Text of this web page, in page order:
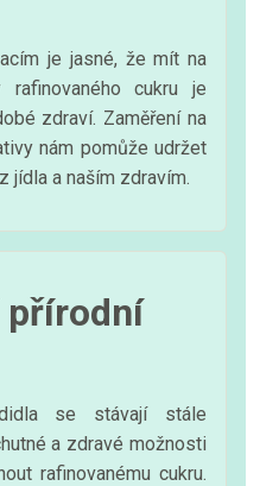
je jasné, že mít na
rafinovaného cukru je
zdraví. Zaměření na
nám pomůže udržet
jídla a naším zdravím.
se stávají stále
a zdravé možnosti
rafinovanému cukru.